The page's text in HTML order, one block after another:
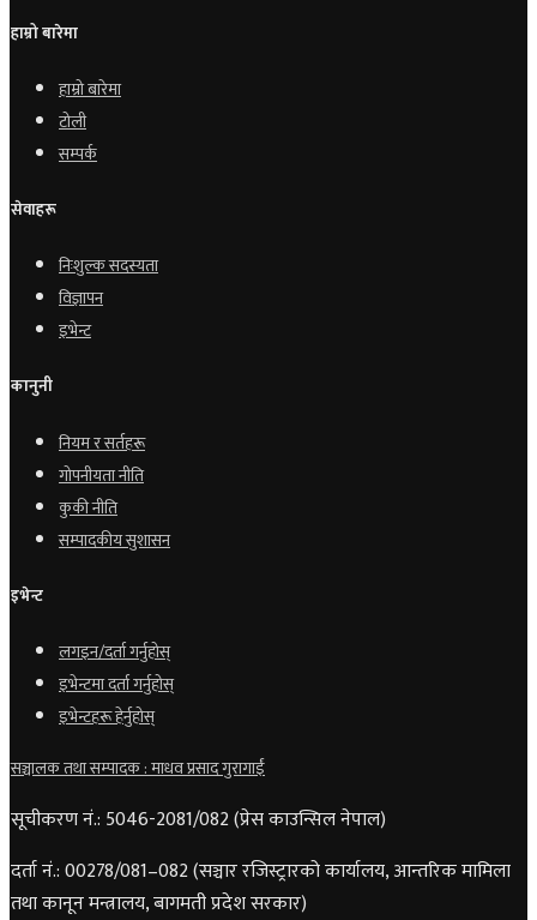
हाम्रो बारेमा
हाम्रो बारेमा
टोली
सम्पर्क
सेवाहरू
निःशुल्क सदस्यता
विज्ञापन
इभेन्ट
कानुनी
नियम र सर्तहरू
गोपनीयता नीति
कुकी नीति
सम्पादकीय सुशासन
इभेन्ट
लगइन/दर्ता गर्नुहोस्
इभेन्टमा दर्ता गर्नुहोस्
इभेन्टहरू हेर्नुहोस्
सञ्चालक तथा सम्पादक : माधव प्रसाद गुरागाईं
सूचीकरण नं.: 5046-2081/082 (प्रेस काउन्सिल नेपाल)
दर्ता नं.: 00278/081–082 (सञ्चार रजिस्ट्रारको कार्यालय, आन्तरिक मामिला
तथा कानून मन्त्रालय, बागमती प्रदेश सरकार)